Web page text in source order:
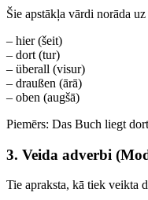
Šie apstākļa vārdi norāda
– hier (šeit)
– dort (tur)
– überall (visur)
– draußen (ārā)
– oben (augšā)
Piemērs: Das Buch liegt
3. Veida adverbi
Tie apraksta, kā tiek veikta